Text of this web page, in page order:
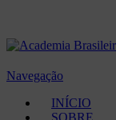
Navegação
INÍCIO
SOBRE